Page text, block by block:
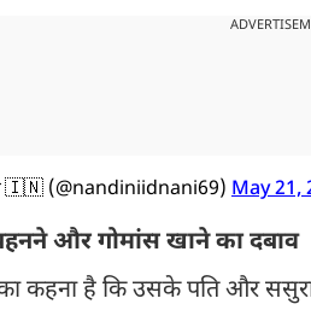
(@nandiniidnani69) May 21,
और गोमांस खाने का दबाव
का कहना है कि उसके पति और